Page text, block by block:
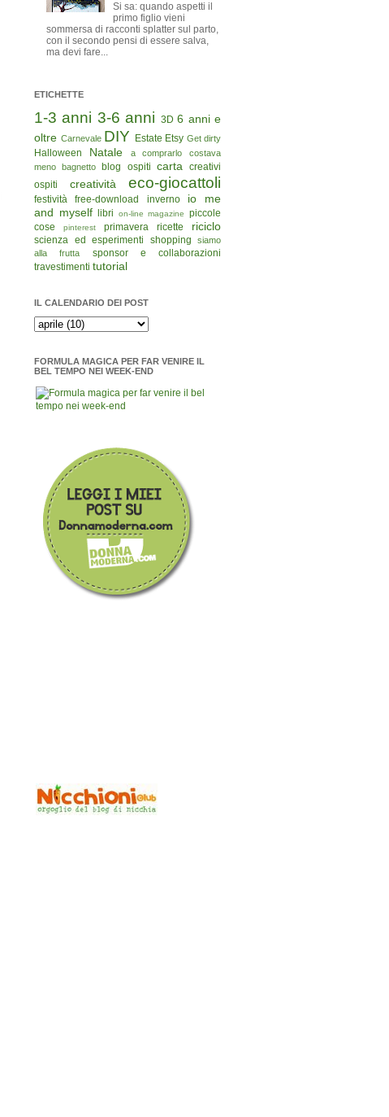
Si sa: quando aspetti il
primo figlio vieni
sommersa di racconti splatter sul parto,
con il secondo pensi di essere salva,
ma devi fare...
ETICHETTE
1-3 anni 3-6 anni 3D 6 anni e
oltre Carnevale DIY Estate Etsy Get dirty
Halloween Natale
a comprarlo costava
meno
bagnetto blog ospiti carta
creativi
ospiti
creatività eco-giocattoli
festività free-download inverno
io me
and myself libri on-line magazine
piccole
cose
pinterest primavera ricette riciclo
scienza ed esperimenti shopping
siamo
alla frutta
sponsor e collaborazioni
travestimenti tutorial
IL CALENDARIO DEI POST
FORMULA MAGICA PER FAR VENIRE IL
BEL TEMPO NEI WEEK-END